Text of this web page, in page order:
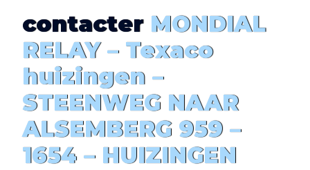
contacterMONDIAL
RELAY – Texaco
huizingen –
STEENWEG NAAR
ALSEMBERG 959 –
1654 – HUIZINGEN